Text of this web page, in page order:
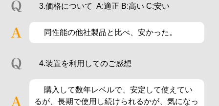
3.価格について A:適正 B:高い C:安い
同性能の他社製品と比べ、安かった。
4.装置を利用してのご感想
購入して数年レベルで、安定して使えてい
るが、長期で使用し続けられるかが、気になっ